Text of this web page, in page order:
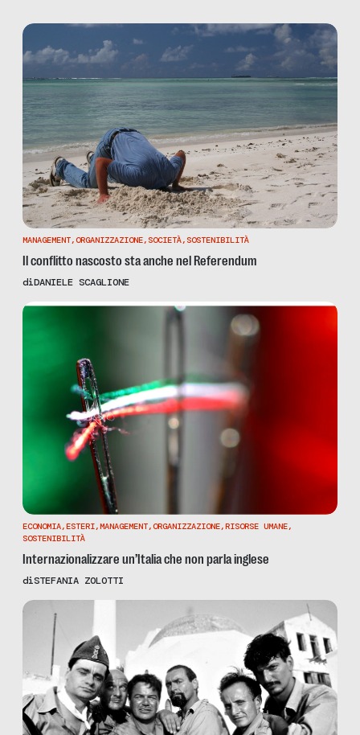
MANAGEMENT,ORGANIZZAZIONE, SOCIETÀ, SOSTENIBILITÀ
Il conflitto nascosto sta anche nel Referendum
diDANIELE SCAGLIONE
ECONOMIA,ESTERI,MANAGEMENT,ORGANIZZAZIONE,RISORSE UMANE,
SOSTENIBILITÀ
Internazionalizzare un’Italia che non parla inglese
diSTEFANIA ZOLOTTI